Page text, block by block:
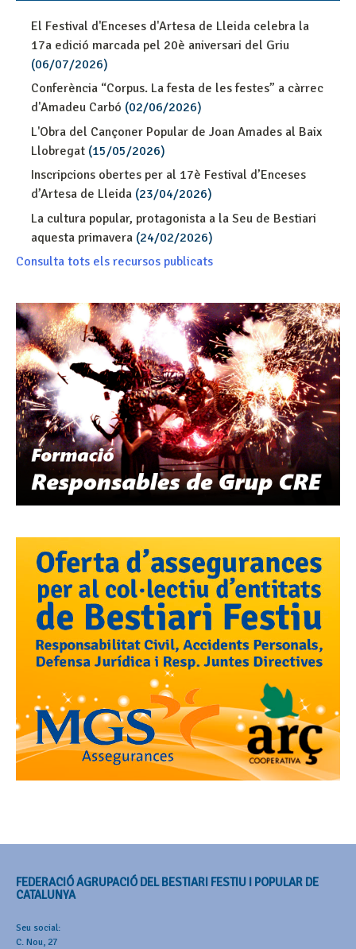
El Festival d'Enceses d'Artesa de Lleida celebra la
17a edició marcada pel 20è aniversari del Griu
(06/07/2026)
Conferència “Corpus. La festa de les festes” a càrrec
d'Amadeu Carbó (02/06/2026)
L'Obra del Cançoner Popular de Joan Amades al Baix
Llobregat (15/05/2026)
Inscripcions obertes per al 17è Festival d’Enceses
d’Artesa de Lleida (23/04/2026)
La cultura popular, protagonista a la Seu de Bestiari
aquesta primavera (24/02/2026)
Consulta tots els recursos publicats
FEDERACIÓ AGRUPACIÓ DEL BESTIARI FESTIU I POPULAR DE
CATALUNYA
Seu social:
C. Nou, 27